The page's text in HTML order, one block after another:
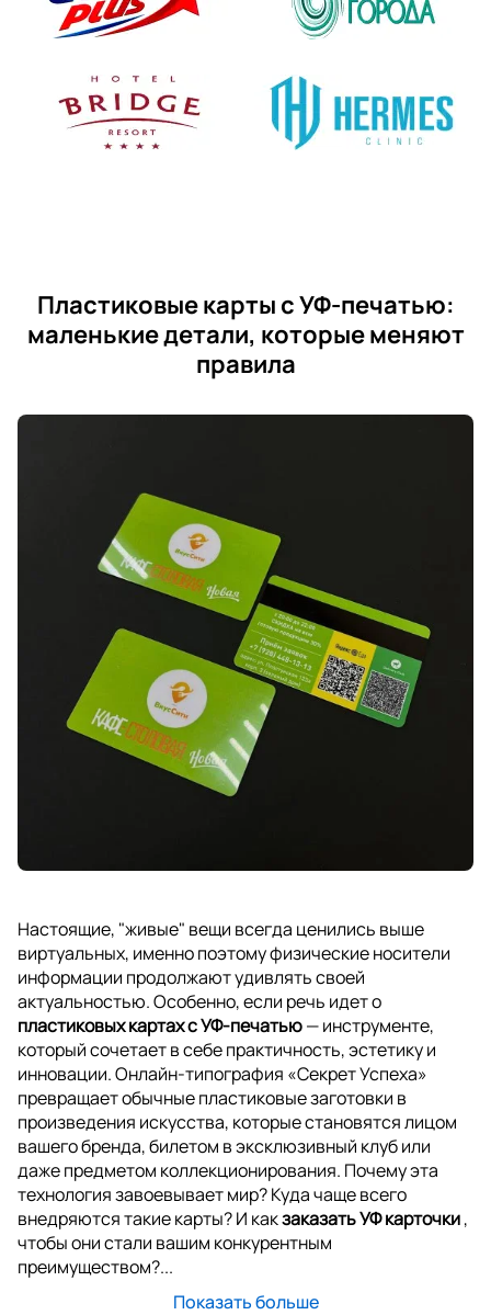
Пластиковые карты с УФ-печатью:
маленькие детали, которые меняют
правила
Настоящие, "живые" вещи всегда ценились выше
виртуальных, именно поэтому физические носители
информации продолжают удивлять своей
актуальностью. Особенно, если речь идет о
пластиковых картах с УФ-печатью— инструменте,
который сочетает в себе практичность, эстетику и
инновации. Онлайн-типография «Секрет Успеха»
превращает обычные пластиковые заготовки в
произведения искусства, которые становятся лицом
вашего бренда, билетом в эксклюзивный клуб или
даже предметом коллекционирования. Почему эта
технология завоевывает мир? Куда чаще всего
внедряются такие карты? И какзаказать УФ карточки,
чтобы они стали вашим конкурентным
преимуществом?...
Показать больше